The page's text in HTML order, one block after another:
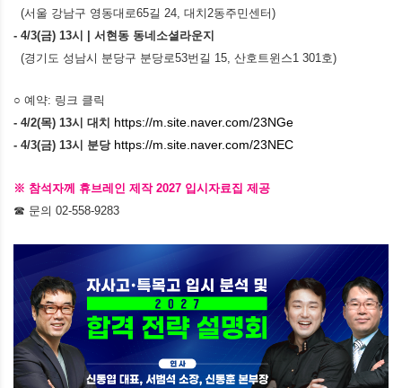
(서울 강남구 영동대로65길 24, 대치2동주민센터)
- 4/3(금) 13시 | 서현동 동네소셜라운지
(경기도 성남시 분당구 분당로53번길 15, 산호트윈스1 301호)
○ 예약: 링크 클릭
- 4/2(목) 13시 대치 https://m.site.naver.com/23NGe
- 4/3(금) 13시 분당 https://m.site.naver.com/23NEC
※ 참석자께 휴브레인 제작 2027 입시자료집 제공
☎ 문의 02-558-9283